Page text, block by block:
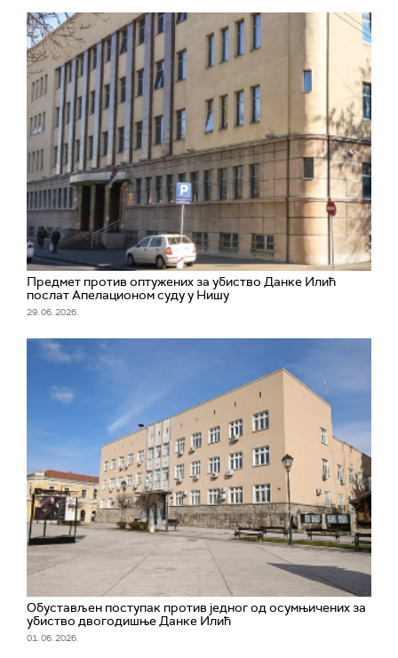
Предмет против оптужених за убиство Данке Илић
послат Апелационом суду у Нишу
29. 06. 2026.
Обустављен поступак против једног од осумњичених за
убиство двогодишње Данке Илић
01. 06. 2026.